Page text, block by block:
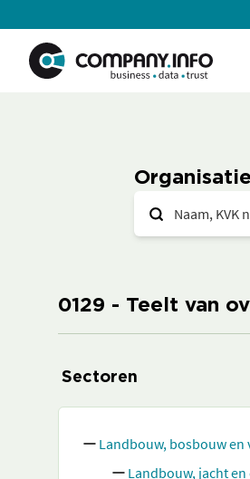
0129 - Teelt van
Sectoren
Landbouw, bosbouw en
Landbouw, jacht